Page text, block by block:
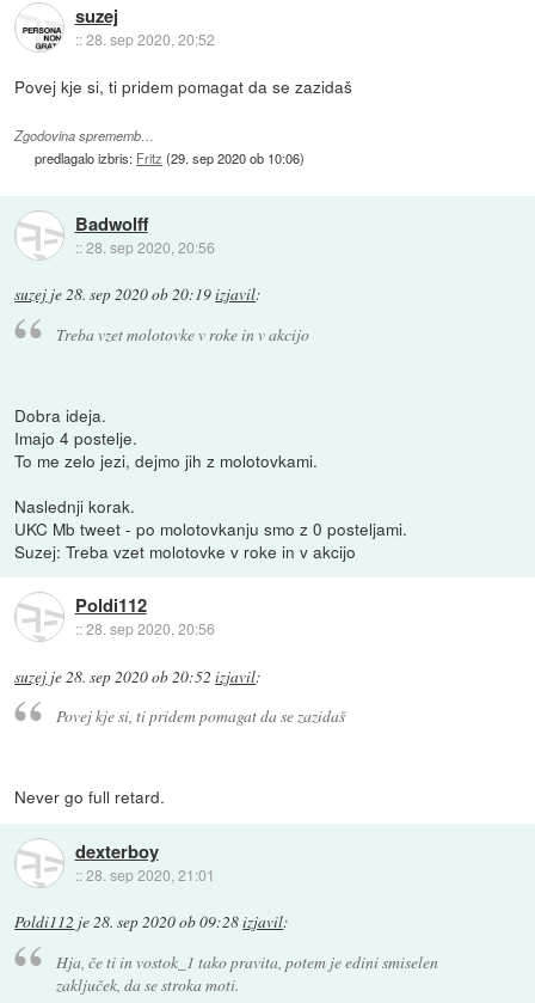
suzej
::28. sep 2020, 20:52
Povej kje si, ti pridem pomagat da se zazidaš
Zgodovina sprememb…
predlagalo izbris: Fritz (29. sep 2020 ob 10:06)
Badwolff
::28. sep 2020, 20:56
suzej je28. sep 2020 ob 20:19izjavil:
Treba vzet molotovke v roke in v akcijo
Dobra ideja.
Imajo 4 postelje.
To me zelo jezi, dejmo jih z molotovkami.
Naslednji korak.
UKC Mb tweet - po molotovkanju smo z 0 posteljami.
Suzej: Treba vzet molotovke v roke in v akcijo
Poldi112
::28. sep 2020, 20:56
suzej je28. sep 2020 ob 20:52 izjavil:
Povej kje si, ti pridem pomagat da se zazidaš
Never go full retard.
dexterboy
::28. sep 2020, 21:01
Poldi112 je28. sep 2020 ob 09:28izjavil:
Hja, če ti in vostok_1 tako pravita, potem je edini smiselen
zaključek, da se stroka moti.